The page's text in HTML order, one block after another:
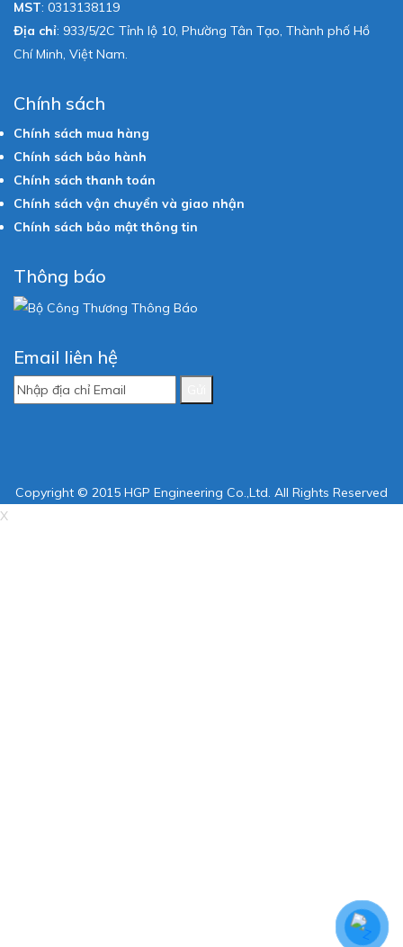
MST: 0313138119
Địa chỉ: 933/5/2C Tỉnh lộ 10, Phường Tân Tạo, Thành phố Hồ
Chí Minh, Việt Nam.
Chính sách
Chính sách mua hàng
Chính sách bảo hành
Chính sách thanh toán
Chính sách vận chuyển và giao nhận
Chính sách bảo mật thông tin
Thông báo
Email liên hệ
Copyright © 2015 HGP Engineering Co.,Ltd. All Rights Reserved
X